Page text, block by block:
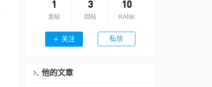
1
发帖
3
回帖
10
RANK
关注 私信
他的文章